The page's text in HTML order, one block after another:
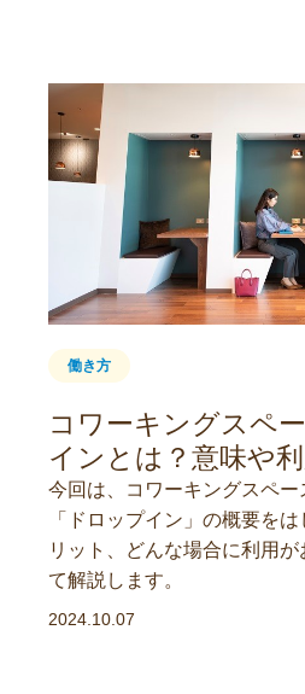
働き方
コワーキングスペ
インとは？意味や
今回は、コワーキングスペー
「ドロップイン」の概要を
リット、どんな場合に利用
て解説します。
2024.10.07